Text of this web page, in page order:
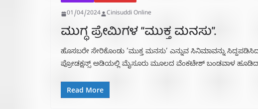
01/04/2024 Cinisuddi Online
ಮುಗ್ಧ ಪ್ರೇಮಿಗಳ “ಮುಕ್ತ ಮನಸು”.
ಹೊಸಬರೇ ಸೇರಿಕೊಂಡು ’ಮುಕ್ತ ಮನಸು’ ಎನ್ನುವ ಸಿನಿಮಾವನ್ನು
ಪ್ರೋಡಕ್ಷನ್ಸ್ ಅಡಿಯಲ್ಲಿ ಮೈಸೂರು ಮೂಲದ ವೆಂಕಟೇಶ್ ಬಂಡವಾಳ
Read More